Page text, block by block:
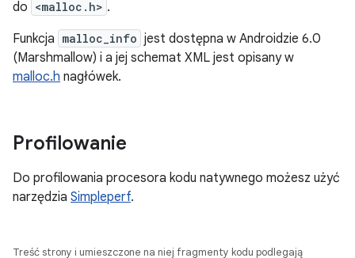
do <malloc.h> .
Funkcja malloc_info jest dostępna w Androidzie 6.0
(Marshmallow) i a jej schemat XML jest opisany w
malloc.h nagłówek.
Profilowanie
Do profilowania procesora kodu natywnego możesz użyć
narzędzia Simpleperf.
Treść strony i umieszczone na niej fragmenty kodu podlegają